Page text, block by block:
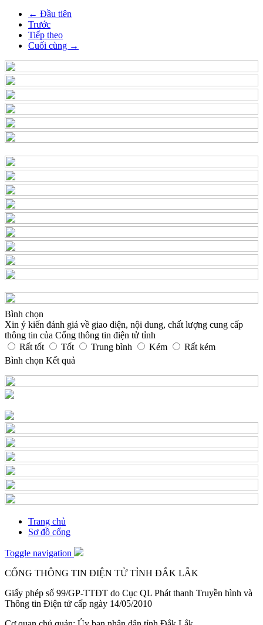
← Đầu tiên
Trước
Tiếp theo
Cuối cùng →
Bình chọn
Xin ý kiến đánh giá về giao diện, nội dung, chất lượng cung cấp
thông tin của Cổng thông tin điện tử tỉnh
Rất tốt
Tốt Trung bình Kém
Rất kém
Bình chọn Kết quả
Trang chủ
Sơ đồ cổng
Toggle navigation
CỔNG THÔNG TIN ĐIỆN TỬ TỈNH ĐẮK LẮK
Giấy phép số 99/GP-TTĐT do Cục QL Phát thanh Truyền hình và
Thông tin Điện tử cấp ngày 14/05/2010